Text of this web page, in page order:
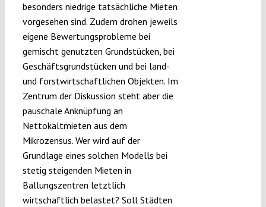
besonders niedrige tatsächliche Mieten
vorgesehen sind. Zudem drohen jeweils
eigene Bewertungsprobleme bei
gemischt genutzten Grundstücken, bei
Geschäftsgrundstücken und bei land-
und forstwirtschaftlichen Objekten. Im
Zentrum der Diskussion steht aber die
pauschale Anknüpfung an
Nettokaltmieten aus dem
Mikrozensus. Wer wird auf der
Grundlage eines solchen Modells bei
stetig steigenden Mieten in
Ballungszentren letztlich
wirtschaftlich belastet? Soll Städten